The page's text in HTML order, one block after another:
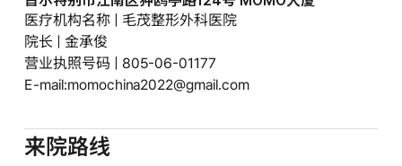
医疗机构名称 | 毛茂整形外科医院
院长 | 金承俊
营业执照号码 | 805-06-01177
E-mail:momochina2022@gmail.com
来院路线